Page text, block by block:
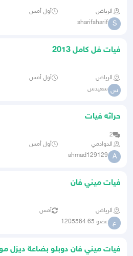
الرياض أول أمس
S
sharifsharif
فيات فل كامل 2013
الرياض أول أمس
س سعيدس
حراثه فيات
2
الدوادمي
أول أمس
A
ahmad129129
فيات ميني فان
الرياض أمس
ع عضو 65 1205564
فيات ميني فان دوبلو بضاعة ديزل